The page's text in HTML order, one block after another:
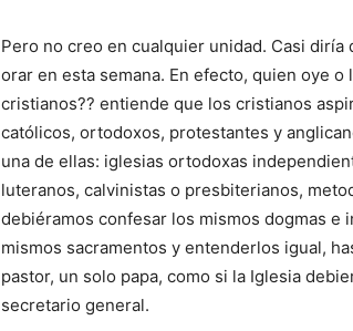
Pero no creo en cualquier unidad. Casi
orar en esta semana. En efecto, quien oye
cristianos?? entiende que los cristianos
católicos, ortodoxos, protestantes y
una de ellas: iglesias ortodoxas
luteranos, calvinistas o presbiterianos,
debiéramos confesar los mismos dogmas e
mismos sacramentos y entenderlos igual,
pastor, un solo papa, como si la Iglesia
secretario general.